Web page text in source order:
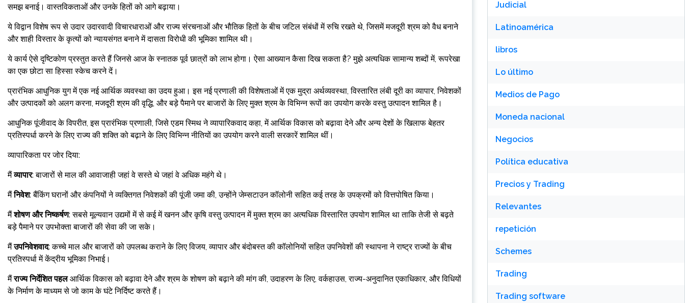
समझ बनाई। वास्तविकताओं और उनके हितों को आगे बढ़ाया।
ये विद्वान विशेष रूप से उदार उदारवादी विचारधाराओं और राज्य संरचनाओं और भौतिक हितों के बीच जटिल संबंधों में रुचि रखते थे, जिसमें मजदूरी श्रम को वैध बनाने
और शाही विस्तार के कृत्यों को न्यायसंगत बनाने में दासता विरोधी की भूमिका शामिल थी।
ये कार्य ऐसे दृष्टिकोण प्रस्तुत करते हैं जिनसे आज के स्नातक पूर्व छात्रों को लाभ होगा। ऐसा आख्यान कैसा दिख सकता है? मुझे अत्यधिक सामान्य शब्दों में, रूपरेखा
का एक छोटा सा हिस्सा स्केच करने दें।
प्रारंभिक आधुनिक युग में एक नई आर्थिक व्यवस्था का उदय हुआ। इस नई प्रणाली की विशेषताओं में एक मुद्रा अर्थव्यवस्था, विस्तारित लंबी दूरी का व्यापार, निवेशकों
और उत्पादकों को अलग करना, मजदूरी श्रम की वृद्धि, और बड़े पैमाने पर बाजारों के लिए मुक्त श्रम के विभिन्न रूपों का उपयोग करके वस्तु उत्पादन शामिल है।
आधुनिक पूंजीवाद के विपरीत, इस प्रारंभिक प्रणाली, जिसे एडम स्मिथ ने व्यापारिकवाद कहा, में आर्थिक विकास को बढ़ावा देने और अन्य देशों के खिलाफ बेहतर
प्रतिस्पर्धा करने के लिए राज्य की शक्ति को बढ़ाने के लिए विभिन्न नीतियों का उपयोग करने वाली सरकारें शामिल थीं।
व्यापारिकता पर जोर दिया:
मैंव्यापार: बाजारों से माल की आवाजाही जहां वे सस्ते थे जहां वे अधिक महंगे थे।
मैंनिवेश: बैंकिंग घरानों और कंपनियों ने व्यक्तिगत निवेशकों की पूंजी जमा की, उन्होंने जेम्सटाउन कॉलोनी सहित कई तरह के उपक्रमों को वित्तपोषित किया।
मैंशोषण और निष्कर्षण: सबसे मूल्यवान उद्यमों में से कई में खनन और कृषि वस्तु उत्पादन में मुक्त श्रम का अत्यधिक विस्तारित उपयोग शामिल था ताकि तेजी से बढ़ते
बड़े पैमाने पर उपभोक्ता बाजारों की सेवा की जा सके।
मैंउपनिवेशवाद: कच्चे माल और बाजारों को उपलब्ध कराने के लिए विजय, व्यापार और बंदोबस्त की कॉलोनियों सहित उपनिवेशों की स्थापना ने राष्ट्र राज्यों के बीच
प्रतिस्पर्धा में केंद्रीय भूमिका निभाई।
मैंराज्य निर्देशित पहलआर्थिक विकास को बढ़ावा देने और श्रम के शोषण को बढ़ाने की मांग की, उदाहरण के लिए, वर्कहाउस, राज्य-अनुदानित एकाधिकार, और विधियों
के निर्माण के माध्यम से जो काम के घंटे निर्दिष्ट करते हैं।
Judicial
Latinoamérica
libros
Lo último
Medios de Pago
Moneda nacional
Negocios
Política educativa
Precios y Trading
Relevantes
repetición
Schemes
Trading
Trading software